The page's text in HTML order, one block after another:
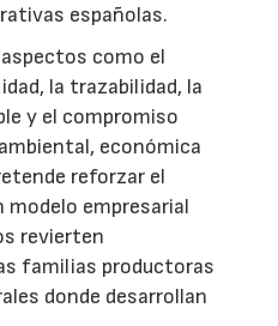
españolas.
como el
la trazabilidad, la
y el compromiso
económica
reforzar el
empresarial
revierten
familias productoras
donde desarrollan